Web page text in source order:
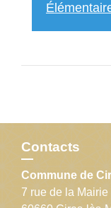
Contacts
Commune de
7 rue de la Mairie